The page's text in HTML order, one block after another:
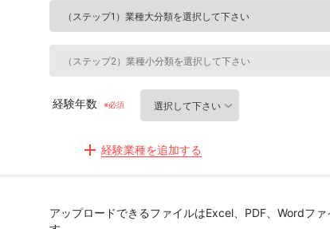
経験年数
経験業種を追加する
アップロードできるファイルはExcel、PDF、Wordフ